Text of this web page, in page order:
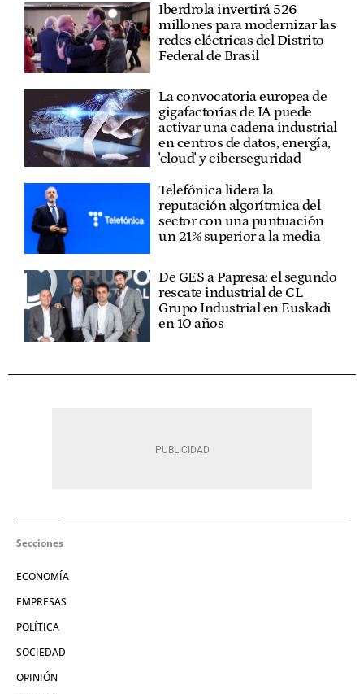
Iberdrola invertirá 526
millones para modernizar las
redes eléctricas del Distrito
Federal de Brasil
La convocatoria europea de
gigafactorías de IA puede
activar una cadena industrial
en centros de datos, energía,
'cloud' y ciberseguridad
Telefónica lidera la
reputación algorítmica del
sector con una puntuación
un 21% superior a la media
De GES a Papresa: el segundo
rescate industrial de CL
Grupo Industrial en Euskadi
en 10 años
Secciones
ECONOMÍA
EMPRESAS
POLÍTICA
SOCIEDAD
OPINIÓN